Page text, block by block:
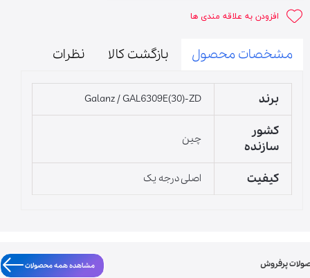
افزودن به علاقه مندی ها
مشخصات محصول بازگشت کالا نظرات
برند Galanz / GAL6309E(30)-ZD
کشور
سازنده
چین
کیفیت اصلی درجه یک
مشاهده همه محصولات پرفروش